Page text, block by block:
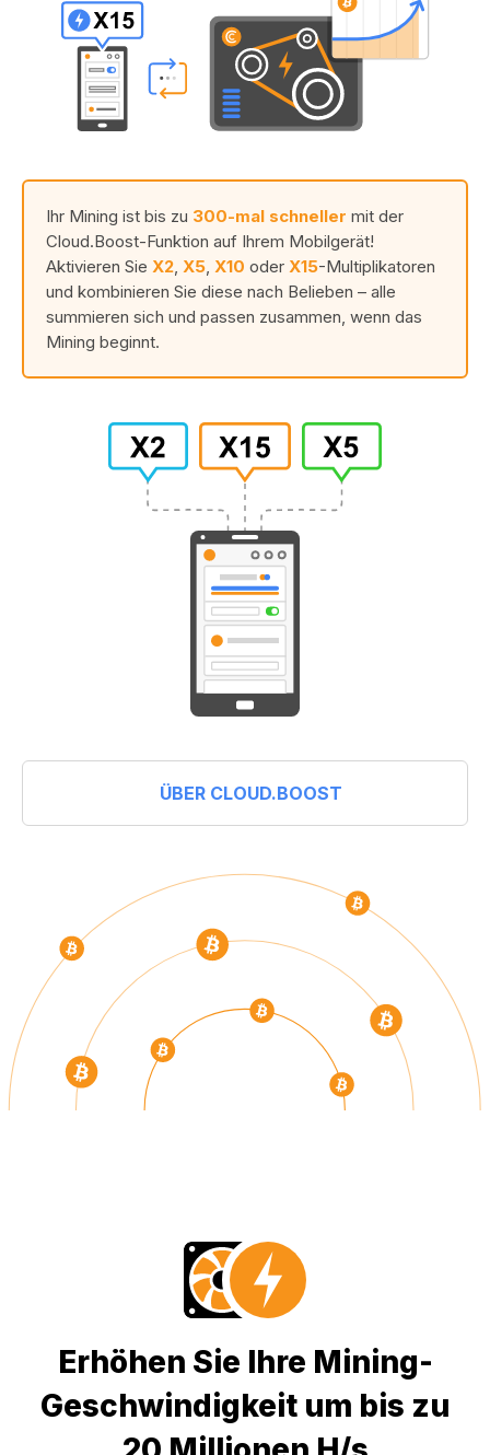
Ihr Mining ist bis zu 300-mal schneller mit der
Cloud.Boost-Funktion auf Ihrem Mobilgerät!
Aktivieren Sie X2 X5 X10 oder X15-Multiplikatoren
und kombinieren Sie diese nach Belieben – alle
summieren sich und passen zusammen, wenn das
Mining beginnt.
ÜBER CLOUD.BOOST
Erhöhen Sie Ihre Mining-
Geschwindigkeit um bis zu